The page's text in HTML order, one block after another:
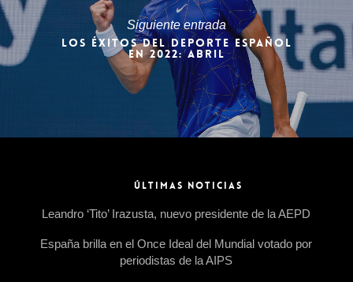
Siguiente entrada
LOS ÉXITOS DEL DEPORTE ESPAÑOL
EN 2022: ABRIL
ÚLTIMAS NOTICIAS
Leandro ‘Tito’ Irazusta, nuevo presidente de la AEPD
España brilla en el Once Ideal del Mundial votado por
periodistas de la AIPS